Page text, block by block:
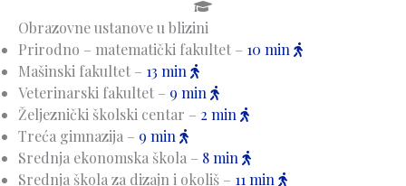
Obrazovne ustanove u blizini
Prirodno – matematički fakultet – 10 min
Mašinski fakultet – 13 min
Veterinarski fakultet – 9 min
Željeznički školski centar – 2 min
Treća gimnazija – 9 min
Srednja ekonomska škola – 8 min
Srednja škola za dizajn i okoliš – 11 min